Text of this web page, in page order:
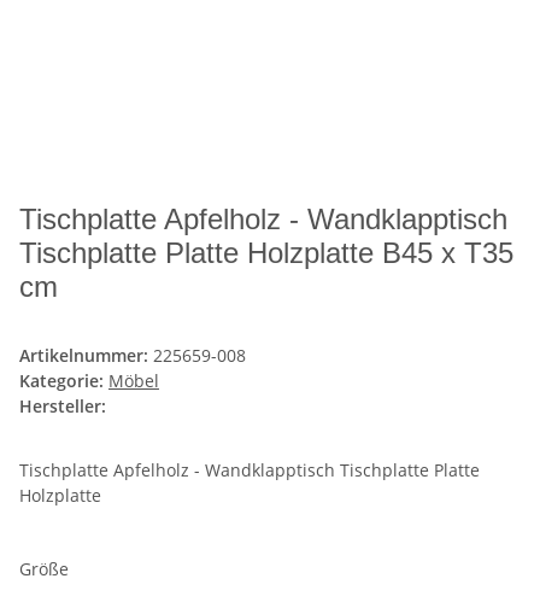
Tischplatte Apfelholz - Wandklapptisch
Tischplatte Platte Holzplatte B45 x T35
cm
Artikelnummer: 225659-008
Kategorie: Möbel
Hersteller:
Tischplatte Apfelholz - Wandklapptisch Tischplatte Platte
Holzplatte
Größe